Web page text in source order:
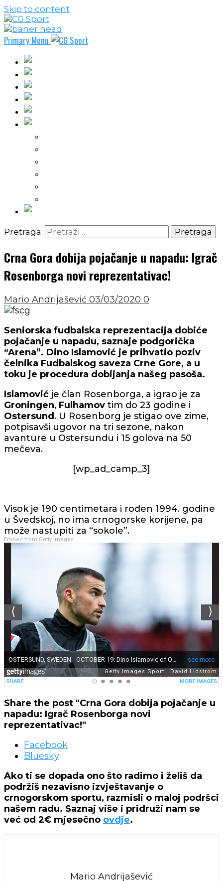
Skip to content
Primary Menu
Pretraga:
Crna Gora dobija pojačanje u napadu: Igrač
Rosenborga novi reprezentativac!
Mario Andrijašević 03/03/2020 0
Seniorska fudbalska reprezentacija dobiće
pojačanje u napadu, saznaje podgorička
“Arena”. Dino Islamović je prihvatio poziv
čelnika Fudbalskog saveza Crne Gore, a u
toku je procedura dobijanja našeg pasoša.
Islamović je član Rosenborga, a igrao je za
Groningen, Fulhamov tim do 23 godine i
Ostersund . U Rosenborg je stigao ove zime,
potpisavši ugovor na tri sezone, nakon
avanture u Ostersundu i 15 golova na 50
mečeva.
[wp_ad_camp_3]
Visok je 190 centimetara i rođen 1994. godine
u Švedskoj, no ima crnogorske korijene, pa
može nastupiti za “sokole”.
Embed from Getty Images
Share the post "Crna Gora dobija pojačanje u
napadu: Igrač Rosenborga novi
reprezentativac!"
Facebook
Bluesky
Ako ti se dopada ono što radimo i želiš da
podržiš nezavisno izvještavanje o
crnogorskom sportu, razmisli o maloj podršci
našem radu. Saznaj više i pridruži nam se
već od 2€ mjesečno ovdje.
Mario Andrijašević